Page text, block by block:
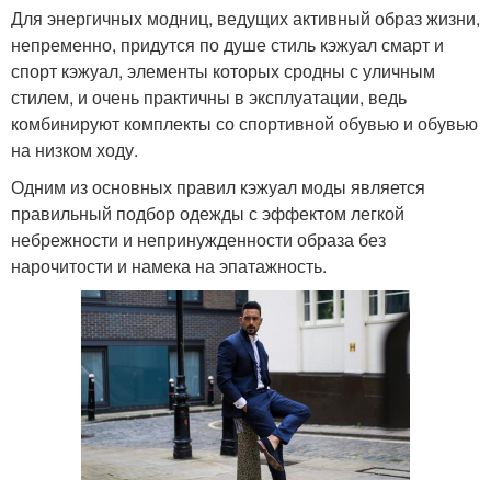
Для энергичных модниц, ведущих активный образ жизни,
непременно, придутся по душе стиль кэжуал смарт и
спорт кэжуал, элементы которых сродны с уличным
стилем, и очень практичны в эксплуатации, ведь
комбинируют комплекты со спортивной обувью и обувью
на низком ходу.
Одним из основных правил кэжуал моды является
правильный подбор одежды с эффектом легкой
небрежности и непринужденности образа без
нарочитости и намека на эпатажность.